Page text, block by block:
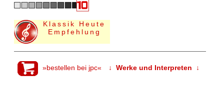
Klassik Heute
Empfehlung
»bestellen bei jpc« ↓ Werke und Interpreten ↓